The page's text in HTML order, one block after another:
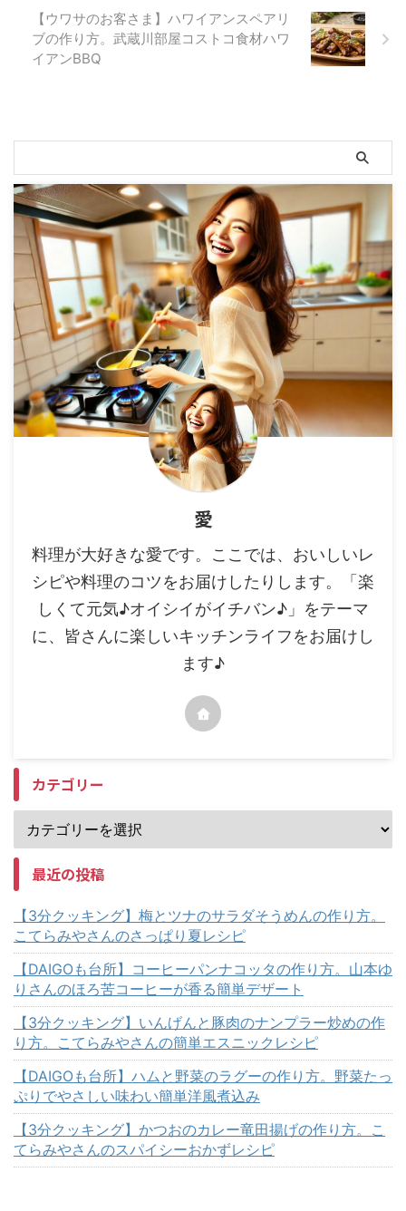
【ウワサのお客さま】ハワイアンスペアリ
ブの作り方。武蔵川部屋コストコ食材ハワ
イアンBBQ
愛
料理が大好きな愛です。ここでは、おいしいレ
シピや料理のコツをお届けしたりします。「楽
しくて元気♪オイシイがイチバン♪」をテーマ
に、皆さんに楽しいキッチンライフをお届けし
ます♪
カテゴリー
最近の投稿
【3分クッキング】梅とツナのサラダそうめんの作り方。
こてらみやさんのさっぱり夏レシピ
【DAIGOも台所】コーヒーパンナコッタの作り方。山本ゆ
りさんのほろ苦コーヒーが香る簡単デザート
【3分クッキング】いんげんと豚肉のナンプラー炒めの作
り方。こてらみやさんの簡単エスニックレシピ
【DAIGOも台所】ハムと野菜のラグーの作り方。野菜たっ
ぷりでやさしい味わい簡単洋風煮込み
【3分クッキング】かつおのカレー竜田揚げの作り方。こ
てらみやさんのスパイシーおかずレシピ